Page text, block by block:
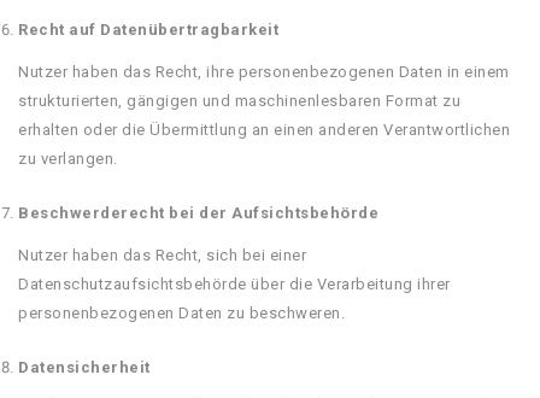
Recht auf Datenübertragbarkeit
Nutzer haben das Recht, ihre personenbezogenen Daten in einem
strukturierten, gängigen und maschinenlesbaren Format zu
erhalten oder die Übermittlung an einen anderen Verantwortlichen
zu verlangen.
Beschwerderecht bei der Aufsichtsbehörde
Nutzer haben das Recht, sich bei einer
Datenschutzaufsichtsbehörde über die Verarbeitung ihrer
personenbezogenen Daten zu beschweren.
Datensicherheit